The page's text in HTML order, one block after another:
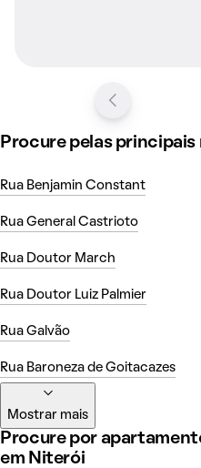
Procure pelas principais
Rua Benjamin Constant
Rua General Castrioto
Rua Doutor March
Rua Doutor Luiz Palmier
Rua Galvão
Rua Baroneza de Goitacazes
Mostrar mais
Procure por
em Niterói